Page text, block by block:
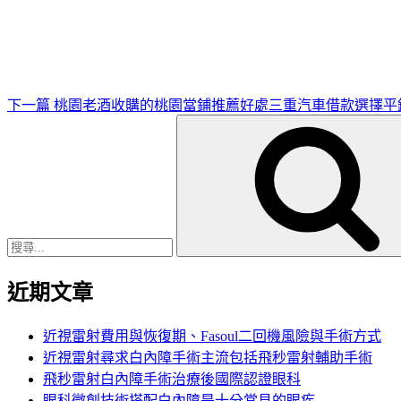
下一篇 桃園老酒收購的桃園當鋪推薦好處三重汽車借款選擇平
近期文章
近視雷射費用與恢復期、Fasoul二回機風險與手術方式
近視雷射尋求白內障手術主流包括飛秒雷射輔助手術
飛秒雷射白內障手術治療後國際認證眼科